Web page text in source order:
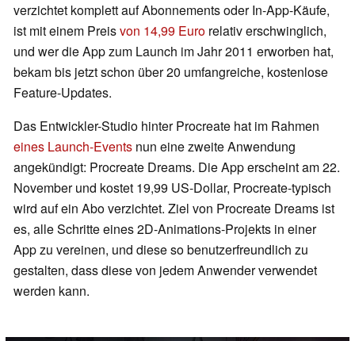
verzichtet komplett auf Abonnements oder In-App-Käufe,
ist mit einem Preisvon 14,99 Euro relativ erschwinglich,
und wer die App zum Launch im Jahr 2011 erworben hat,
bekam bis jetzt schon über 20 umfangreiche, kostenlose
Feature-Updates.
Das Entwickler-Studio hinter Procreate hat im Rahmen
eines Launch-Events nun eine zweite Anwendung
angekündigt: Procreate Dreams. Die App erscheint am 22.
November und kostet 19,99 US-Dollar, Procreate-typisch
wird auf ein Abo verzichtet. Ziel von Procreate Dreams ist
es, alle Schritte eines 2D-Animations-Projekts in einer
App zu vereinen, und diese so benutzerfreundlich zu
gestalten, dass diese von jedem Anwender verwendet
werden kann.